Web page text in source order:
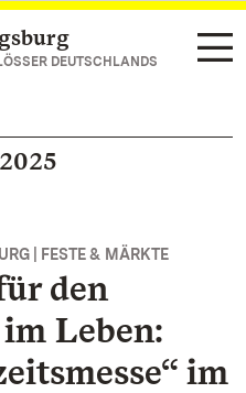
DEUTSCHLANDS
| FESTE & MÄRKTE
den
Leben:
im